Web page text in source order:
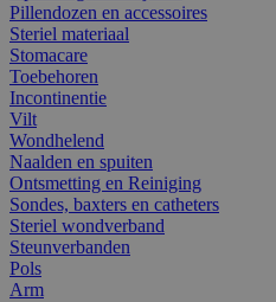
Pillendozen en accessoires
Steriel materiaal
Stomacare
Toebehoren
Incontinentie
Vilt
Wondhelend
Naalden en spuiten
Ontsmetting en Reiniging
Sondes, baxters en catheters
Steriel wondverband
Steunverbanden
Pols
Arm